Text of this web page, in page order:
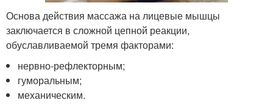
Основа действия массажа на лицевые мышцы
заключается в сложной цепной реакции,
обуславливаемой тремя факторами:
нервно-рефлекторным;
гуморальным;
механическим.